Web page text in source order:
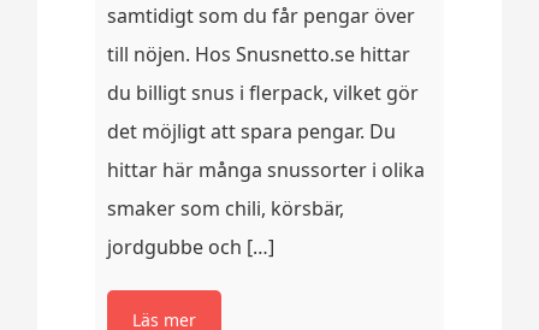
samtidigt som du får pengar över
till nöjen. Hos Snusnetto.se hittar
du billigt snus i flerpack, vilket gör
det möjligt att spara pengar. Du
hittar här många snussorter i olika
smaker som chili, körsbär,
jordgubbe och […]